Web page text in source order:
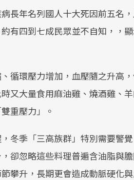
長年名列國人十大死因前五名
有四到七成民眾並不自知，，
循環壓力增加，血壓隨之升高
又大量食用麻油雞、燒酒雞、
重壓力」。
冬季「三高族群」特別需要警
卻忽略這些料理普遍含油脂與
攀升，長期更會造成動脈硬化